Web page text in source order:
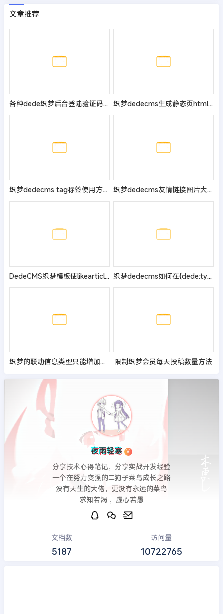
文章推荐
各种dede织梦后台登陆验证码错误或不显示解决方法汇总 织梦dedecms生成静态页html速度慢的解决方法
织梦dedecms tag标签使用方法 织梦dedecms友情链接图片大小的修改方法
DedeCMS织梦模板使likearticle标签支持排序orderby的方法 织梦dedecms如何在{dede:type typeid=‘1‘}中调用[field:seotitle /]
织梦的联动信息类型只能增加一级和三级选择的解决办法 限制织梦会员每天投稿数量方法
夜雨轻寒 V
分享技术心得笔记，分享实战开发经验
一个在努力变强的二狗子菜鸟成长之路
没有天生的大佬，更没有永远的菜鸟
求知若渴 ，虚心若愚
文档数
5187
访问量
10722765